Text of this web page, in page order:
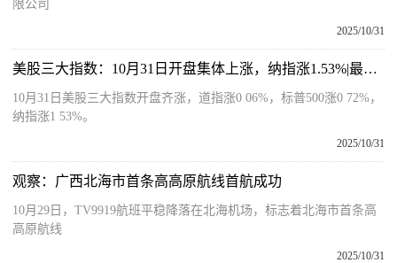
限公司
2025/10/31
美股三大指数：10月31日开盘集体上涨，纳指涨1.53%|最新消息
10月31日美股三大指数开盘齐涨，道指涨0 06%，标普500涨0 72%，
纳指涨1 53%。
2025/10/31
观察：广西北海市首条高高原航线首航成功
10月29日，TV9919航班平稳降落在北海机场，标志着北海市首条高
高原航线
2025/10/31